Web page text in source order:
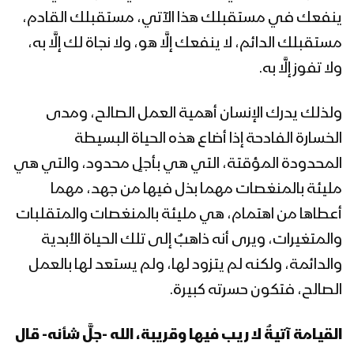
المحاضرة الرمضانية العشرون للسيد
عبدالملك بدرالدين الحوثي 21رمضان
كلمة السيد عبد الملك بدرالدين الحوثي
في ذكرى استشهاد الإمام علي (عليه
السلام) – 20 رمضان 1442هـ
المحاضرة الرمضانية التاسعة عشرة للسيد
عبدالملك بدرالدين الحوثي 19رمضان
1442هـ
المحاضرة الرمضانية الثامنة عشرة للسيد
عبد الملك بدر الدين الحوثي 18رمضان
1442هـ
المحاضرة الرمضانية السابعة عشرة للسيد
ينفعك في مستقبلك هذا الآتي، مستقبلك القادم،
مستقبلك الدائم، لا ينفعك إلَّا هو، ولا نجاة لك إلَّا به،
ولا تفوز إلَّا به.
ولذلك يدرك الإنسان أهمية العمل الصالح، ومدى
الخسارة الفادحة إذا أضاع هذه الحياة البسيطة
المحدودة المؤقتة، التي هي بأجلٍ محدود، والتي هي
مليئة بالمنغصات مهما بذل فيها من جهد، مهما
أعطاها من اهتمام، هي مليئة بالمنغصات والمتقلبات
والمتغيرات، ويرى أنه ذاهبٌ إلى تلك الحياة الأبدية
والدائمة، ولكنه لم يتزود لها، ولم يستعد لها بالعمل
الصالح، فتكون حسرته كبيرة.
القيامة آتيةٌ لا ريب فيها وقريبة، الله -جلَّ شأنه- قال